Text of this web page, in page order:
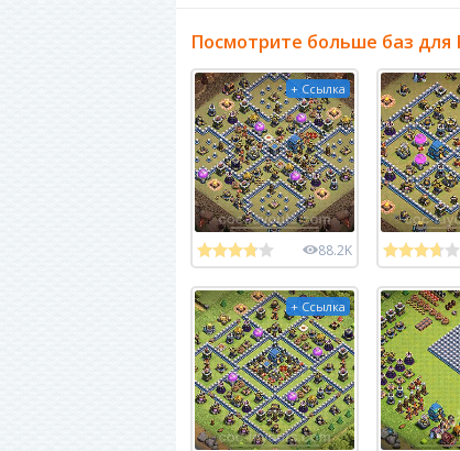
Посмотрите больше баз для
+ Ссылка
88.2K
+ Ссылка